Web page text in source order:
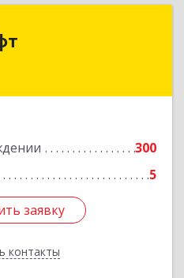
300
5
заявку
контакты
Багз Бастерс Софт
г, Свердлова ул, дом №
заявку